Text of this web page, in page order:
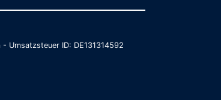
Umsatzsteuer ID: DE131314592